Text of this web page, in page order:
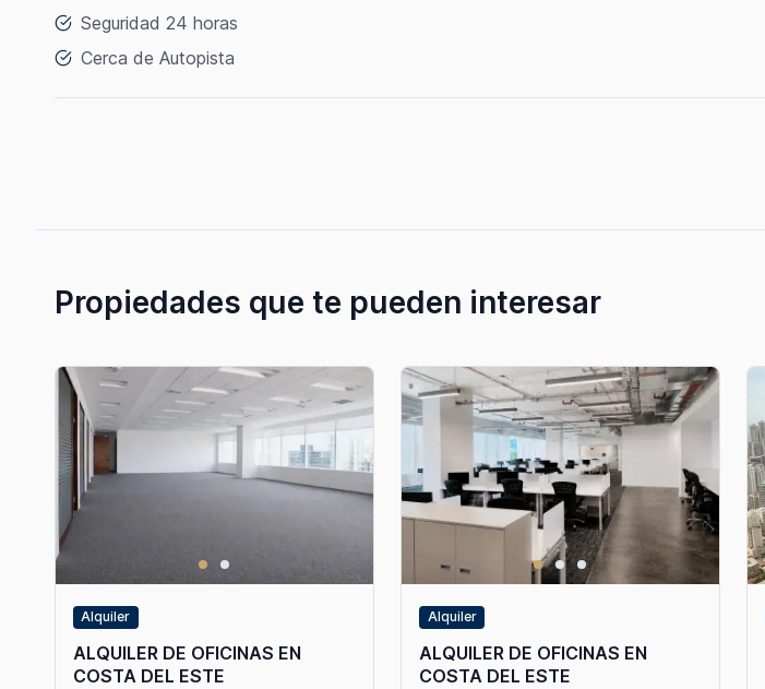
Seguridad 24 horas
Cerca de Autopista
Propiedades que te pueden interesar
Alquiler
ALQUILER DE OFICINAS EN
COSTA DEL ESTE
Alquiler
ALQUILER DE OFICINAS EN
COSTA DEL ESTE